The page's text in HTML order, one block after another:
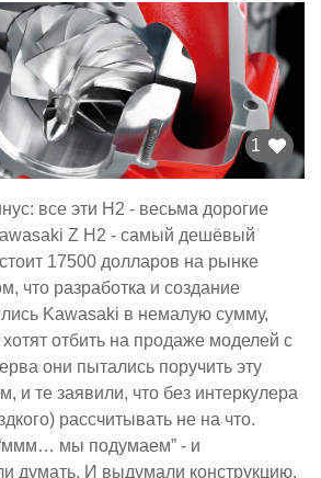
1
все эти H2 - весьма дорогие
Z H2 - самый дешёвый
17500 долларов на рынке
что разработка и создание
Kawasaki в немалую сумму,
отбить на продаже моделей с
они пытались поручить эту
и те заявили, что без интеркулера
рассчитывать не на что.
мы подумаем” - и
думать. И выдумали конструкцию,